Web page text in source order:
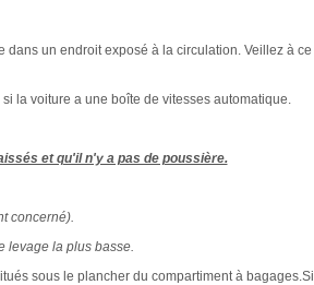
un endroit exposé à la circulation. Veillez à ce
la voiture a une boîte de vitesses automatique.
et qu'il n'y a pas de poussière.
concerné).
levage la plus basse.
sous le plancher du compartiment à bagages.Si